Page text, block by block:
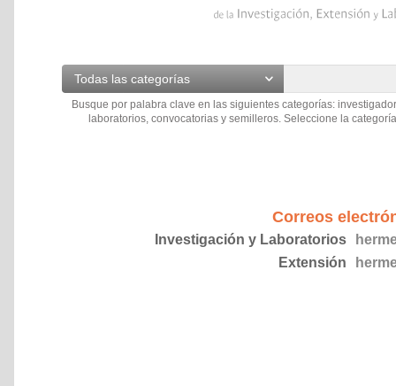
Todas las categorías
Busque por palabra clave en las siguientes categorías:
laboratorios, convocatorias y semilleros. Seleccione la
Correos
Investigación y Laboratorios
Extensión